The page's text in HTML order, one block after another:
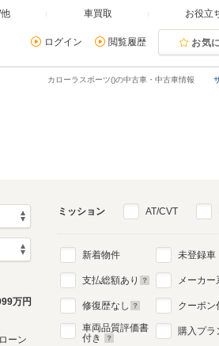
車買取 お役立
ログイン 閲覧履歴 お気
カローラスポーツ()の中古車・中古車情報
万円
ーン
ミッション AT/CVT
新着物件
支払総額あり
修復歴なし
車両品質評価書
付き
未登録車
メーカー
クーポン
購入プラ